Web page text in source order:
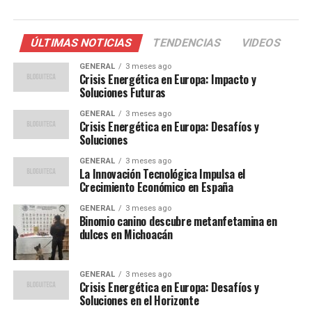
intensa.
Beneficios respaldados por la
ciencia
Los investigadores concluyeron que este tipo de
entrenamiento es “una alternativa válida y segura para
cardiovascular en poblaciones generales”. La American
Heart Association (AHA) también recomienda las
actividades que simulan subir escaleras debido a su
capacidad para elevar la frecuencia cardíaca y mantener
el bienestar articular. Incorporar este tipo de ejercicios
puede prevenir enfermedades del corazón, mejorar la
sensibilidad a la insulina y ayudar en el control de peso.
Aspectos clave de la máquina
ÚLTIMAS NOTICIAS TENDENCIAS VIDEOS
GENERAL 3 meses ago
Crisis Energética en Europa: Impacto y
Soluciones Futuras
GENERAL 3 meses ago
Crisis Energética en Europa: Desafíos y
Soluciones
GENERAL 3 meses ago
La Innovación Tecnológica Impulsa el
Crecimiento Económico en España
GENERAL 3 meses ago
Binomio canino descubre metanfetamina en
dulces en Michoacán
GENERAL 3 meses ago
Crisis Energética en Europa: Desafíos y
Soluciones en el Horizonte